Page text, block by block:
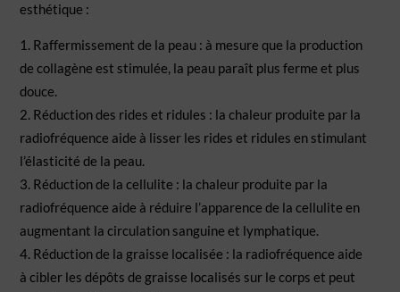
esthétique :
Raffermissement de la peau : à mesure que la production
de collagène est stimulée, la peau paraît plus ferme et plus
douce.
Réduction des rides et ridules : la chaleur produite par la
radiofréquence aide à lisser les rides et ridules en stimulant
l’élasticité de la peau.
Réduction de la cellulite : la chaleur produite par la
radiofréquence aide à réduire l’apparence de la cellulite en
augmentant la circulation sanguine et lymphatique.
Réduction de la graisse localisée : la radiofréquence aide
à cibler les dépôts de graisse localisés sur le corps et peut